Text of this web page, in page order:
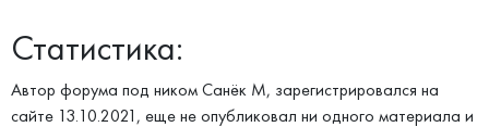
Статистика:
Автор форума под ником Санёк М, зарегистрировался на
сайте 13.10.2021, еще не опубликовал ни одного материала и